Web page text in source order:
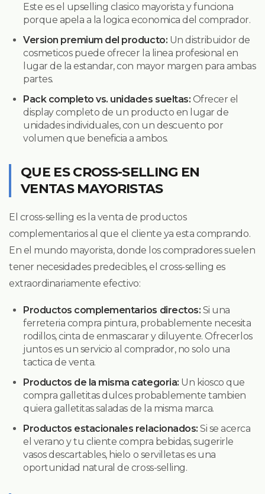
Este es el upselling clasico mayorista y funciona
porque apela a la logica economica del comprador.
Version premium del producto: Un distribuidor de
cosmeticos puede ofrecer la linea profesional en
lugar de la estandar, con mayor margen para ambas
partes.
Pack completo vs. unidades sueltas: Ofrecer el
display completo de un producto en lugar de
unidades individuales, con un descuento por
volumen que beneficia a ambos.
QUE ES CROSS-SELLING EN
VENTAS MAYORISTAS
El cross-selling es la venta de productos
complementarios al que el cliente ya esta comprando.
En el mundo mayorista, donde los compradores suelen
tener necesidades predecibles, el cross-selling es
extraordinariamente efectivo:
Productos complementarios directos: Si una
ferreteria compra pintura, probablemente necesita
rodillos, cinta de enmascarar y diluyente. Ofrecerlos
juntos es un servicio al comprador, no solo una
tactica de venta.
Productos de la misma categoria: Un kiosco que
compra galletitas dulces probablemente tambien
quiera galletitas saladas de la misma marca.
Productos estacionales relacionados: Si se acerca
el verano y tu cliente compra bebidas, sugerirle
vasos descartables, hielo o servilletas es una
oportunidad natural de cross-selling.